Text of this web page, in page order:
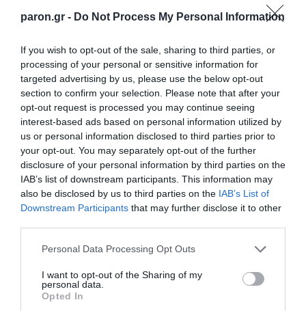
paron.gr - Do Not Process My Personal Information
If you wish to opt-out of the sale, sharing to third parties, or
processing of your personal or sensitive information for
targeted advertising by us, please use the below opt-out
section to confirm your selection. Please note that after your
opt-out request is processed you may continue seeing
interest-based ads based on personal information utilized by
us or personal information disclosed to third parties prior to
your opt-out. You may separately opt-out of the further
disclosure of your personal information by third parties on the
IAB’s list of downstream participants. This information may
also be disclosed by us to third parties on the IAB’s List of
Downstream Participants that may further disclose it to other
Please note that this website/app uses one or more Google
not limited to your visit or usage behaviour. You may click to
grant or deny consent to Google and its third-party tags to
use your data for below specified purposes in below Google
Personal Data Processing Opt Outs
I want to opt-out of the Sharing of my
personal data.
Opted In
το χρονοδιάγραμμα για τις περιφερειακές και
ραδιοφωνικές άδειες, το πακέτο στήριξης των 80
πρωτοβουλία για την άρση της ανωνυμίας στο
διαδίκτυο.